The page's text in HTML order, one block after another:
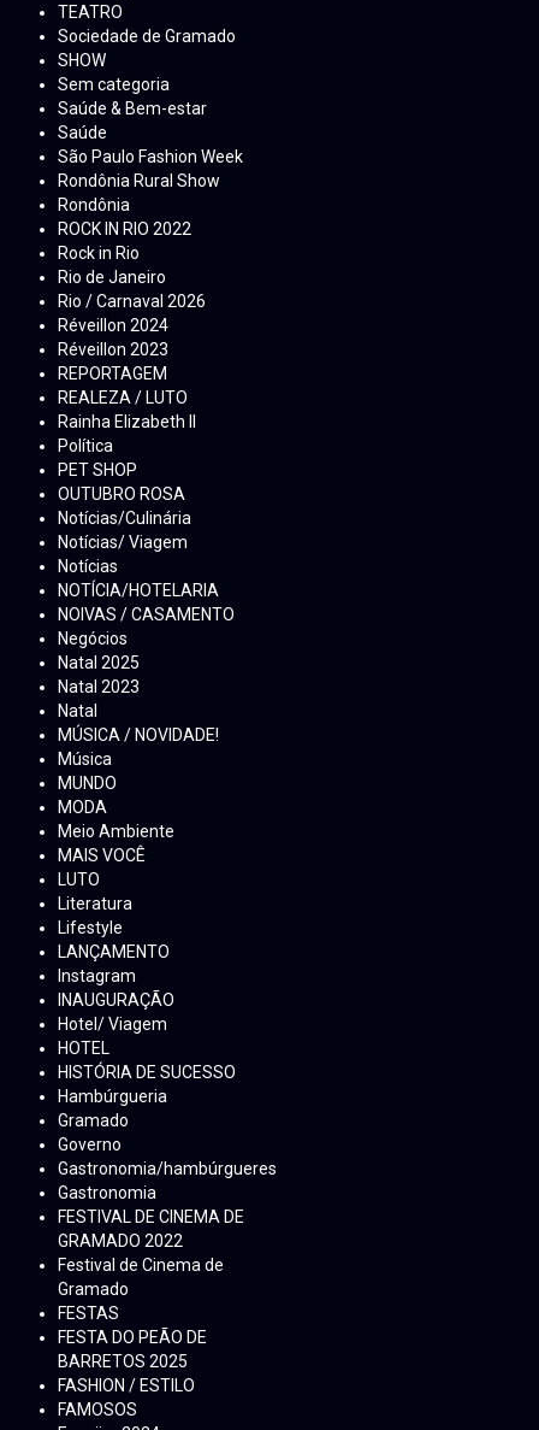
TEATRO
Sociedade de Gramado
SHOW
Sem categoria
Saúde & Bem-estar
Saúde
São Paulo Fashion Week
Rondônia Rural Show
Rondônia
ROCK IN RIO 2022
Rock in Rio
Rio de Janeiro
Rio / Carnaval 2026
Réveillon 2024
Réveillon 2023
REPORTAGEM
REALEZA / LUTO
Rainha Elizabeth ll
Política
PET SHOP
OUTUBRO ROSA
Notícias/Culinária
Notícias/ Viagem
Notícias
NOTÍCIA/HOTELARIA
NOIVAS / CASAMENTO
Negócios
Natal 2025
Natal 2023
Natal
MÚSICA / NOVIDADE!
Música
MUNDO
MODA
Meio Ambiente
MAIS VOCÊ
LUTO
Literatura
Lifestyle
LANÇAMENTO
Instagram
INAUGURAÇÃO
Hotel/ Viagem
HOTEL
HISTÓRIA DE SUCESSO
Hambúrgueria
Gramado
Governo
Gastronomia/hambúrgueres
Gastronomia
FESTIVAL DE CINEMA DE
GRAMADO 2022
Festival de Cinema de
Gramado
FESTAS
FESTA DO PEÃO DE
BARRETOS 2025
FASHION / ESTILO
FAMOSOS